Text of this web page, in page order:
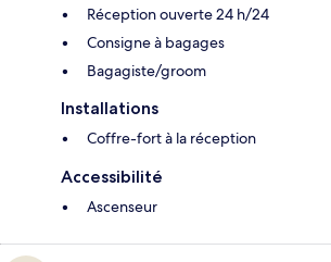
Réception ouverte 24 h/24
Consigne à bagages
Bagagiste/groom
Installations
Coffre-fort à la réception
Accessibilité
Ascenseur